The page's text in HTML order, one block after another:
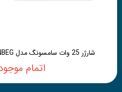
شارژر 25 وات سامسونگ مدل EP-TA800NBEG (کپی A)
اتمام